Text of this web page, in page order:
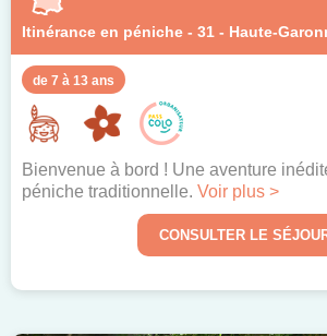
Itinérance en péniche - 31 - Haute-
de 7 à 13 ans
Bienvenue à bord ! Une aventure
péniche traditionnelle. Voir plus >
CONSULTER LE